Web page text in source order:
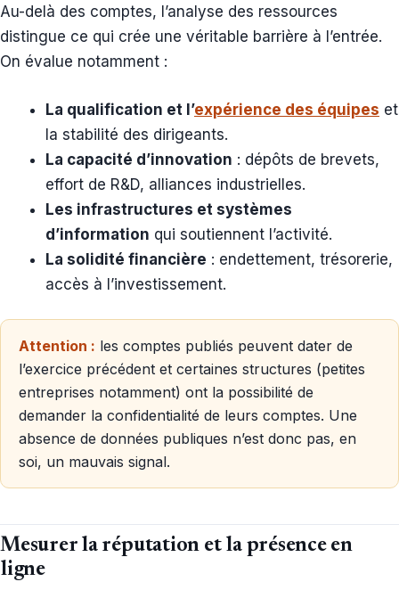
Au-delà des comptes, l’analyse des ressources
distingue ce qui crée une véritable barrière à l’entrée.
On évalue notamment :
La qualification et l’expérience des équipes et
la stabilité des dirigeants.
La capacité d’innovation : dépôts de brevets,
effort de R&D, alliances industrielles.
Les infrastructures et systèmes
d’information qui soutiennent l’activité.
La solidité financière : endettement, trésorerie,
accès à l’investissement.
Attention : les comptes publiés peuvent dater de
l’exercice précédent et certaines structures (petites
entreprises notamment) ont la possibilité de
demander la confidentialité de leurs comptes. Une
absence de données publiques n’est donc pas, en
soi, un mauvais signal.
Mesurer la réputation et la présence en
ligne